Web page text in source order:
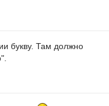
букву. Там должно